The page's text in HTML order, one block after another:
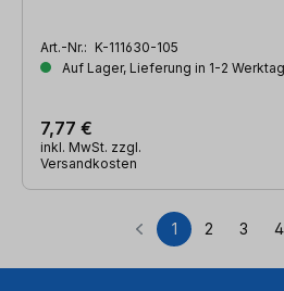
Art.-Nr.: K-111630-105
Auf Lager, Lieferung in 1-2
7,77 €
inkl. MwSt. zzgl.
Versandkosten
Seite
1 Seite
2 Seite
3 4